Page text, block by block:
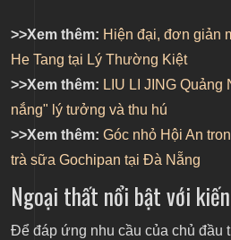
>>Xem thêm: Hiện đại, đơn giản
He Tang tại Lý Thường Kiệt
>>Xem thêm: LIU LI JING Quảng
nắng" lý tưởng và thu hú
>>Xem thêm: Góc nhỏ Hội An
trà sữa Gochipan tại Đà Nẵng
Ngoại thất nổi bật với
Để đáp ứng nhu cầu của chủ đầu